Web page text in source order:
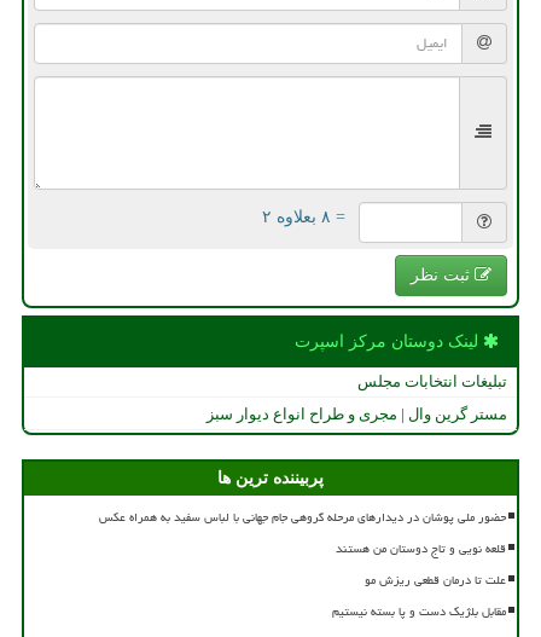
= ۸ بعلاوه ۲
ثبت نظر
لینک دوستان مركز اسپرت
تبلیغات انتخابات مجلس
مستر گرین وال | مجری و طراح انواع دیوار سبز
پربیننده ترین ها
حضور ملی پوشان در دیدارهای مرحله گروهی جام جهانی با لباس سفید به همراه عکس
قلعه نویی و تاج دوستان من هستند
علت تا درمان قطعی ریزش مو
مقابل بلژیک دست و پا بسته نیستیم